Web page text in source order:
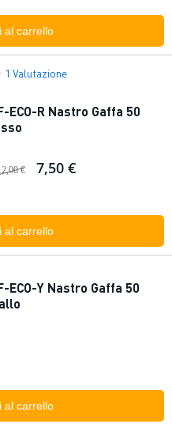
al carrello
1 Valutazione
ECO-R Nastro Gaffa 50
€ 7,50 €
al carrello
ECO-Y Nastro Gaffa 50
al carrello